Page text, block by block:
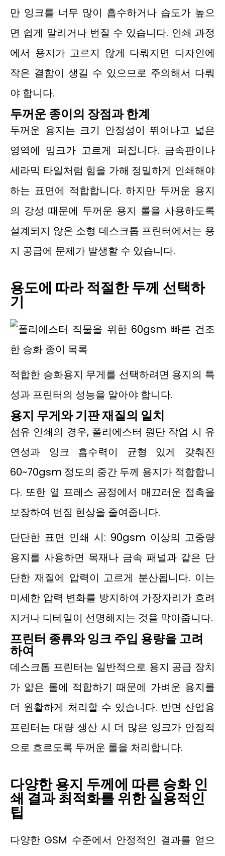
만 잉크를 너무 많이 흡수하거나 습도가 높으
면 쉽게 말리거나 번질 수 있습니다. 인쇄 과정
에서 용지가 고르지 않게 다뤄지면 디자인에
작은 결함이 생길 수 있으므로 주의해서 다뤄
야 합니다.
두꺼운 종이의 장점과 한계
두꺼운 용지는 크기 안정성이 뛰어나고 넓은
영역에 잉크가 고르게 퍼집니다. 금속판이나
세라믹 타일처럼 힘을 가해 정밀하게 인쇄해야
하는 표면에 적합합니다. 하지만 두꺼운 용지
의 강성 때문에 두꺼운 용지 롤을 사용하도록
설계되지 않은 소형 데스크톱 프린터에서는 용
지 공급에 문제가 발생할 수 있습니다.
용도에 따라 적절한 두께 선택하
기
적합한 승화용지 무게를 선택하려면 용지의 특
성과 프린터의 성능을 알아야 합니다.
용지 무게와 기판 재질의 일치
섬유 인쇄의 경우, 폴리에스터 원단 작업 시 유
연성과 잉크 흡수력이 균형 있게 갖춰진
60~70gsm 정도의 중간 두께 용지가 적합합니
다. 또한 열 프레스 공정에서 매끄러운 접촉을
보장하여 번짐 현상을 줄여줍니다.
단단한 표면 인쇄 시: 90gsm 이상의 고중량
용지를 사용하면 목재나 금속 패널과 같은 단
단한 재질에 압력이 고르게 분산됩니다. 이는
미세한 압력 변화를 방지하여 가장자리가 흐려
지거나 디테일이 선명해지는 것을 막아줍니다.
프린터 종류와 잉크 주입 용량을 고려
하여
데스크톱 프린터는 일반적으로 용지 공급 장치
가 얇은 롤에 적합하기 때문에 가벼운 용지를
더 원활하게 처리할 수 있습니다. 반면 산업용
프린터는 대량 생산 시 더 많은 잉크가 안정적
으로 흐르도록 두꺼운 롤을 처리합니다.
다양한 용지 두께에 따른 승화 인
쇄 결과 최적화를 위한 실용적인
팁
다양한 GSM 수준에서 안정적인 결과를 얻으